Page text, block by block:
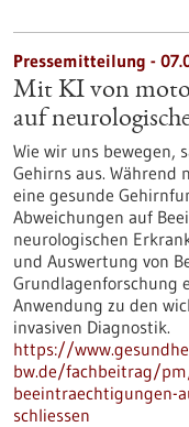
Pressemitteilung -
Mit KI von
auf
Wie wir uns bewegen,
Gehirns aus. Während
eine gesunde
Abweichungen auf
neurologischen
und Auswertung von
Grundlagenforschung
Anwendung zu den
invasiven Diagnostik.
https://
bw.de/fachbeitrag/
beeintraechtigungen-
schliessen